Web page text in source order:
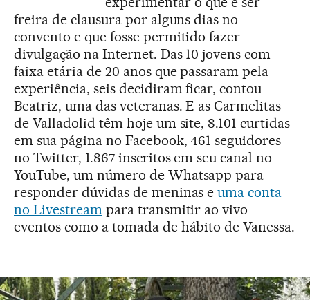
freira de clausura por alguns dias no
convento e que fosse permitido fazer
divulgação na Internet. Das 10 jovens com
faixa etária de 20 anos que passaram pela
experiência, seis decidiram ficar, contou
Beatriz, uma das veteranas. E as Carmelitas
de Valladolid têm hoje um site, 8.101 curtidas
em sua página no Facebook, 461 seguidores
no Twitter, 1.867 inscritos em seu canal no
YouTube, um número de Whatsapp para
responder dúvidas de meninas euma conta
no Livestreampara transmitir ao vivo
eventos como a tomada de hábito de Vanessa.